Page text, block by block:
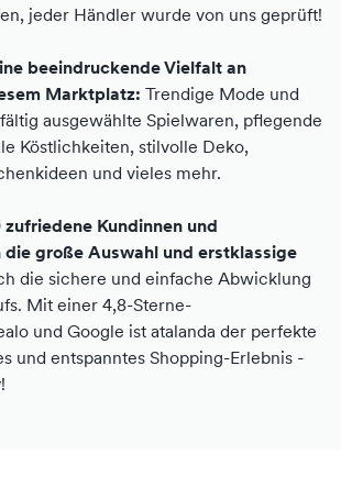
jeder Händler wurde von uns geprüft!
beeindruckende Vielfalt an
Marktplatz: Trendige Mode und
ausgewählte Spielwaren, pflegende
Köstlichkeiten, stilvolle Deko,
und vieles mehr.
Kundinnen und
die große Auswahl und erstklassige
die sichere und einfache Abwicklung
Mit einer 4,8-Sterne-
und Google ist atalanda der perfekte
und entspanntes Shopping-Erlebnis -